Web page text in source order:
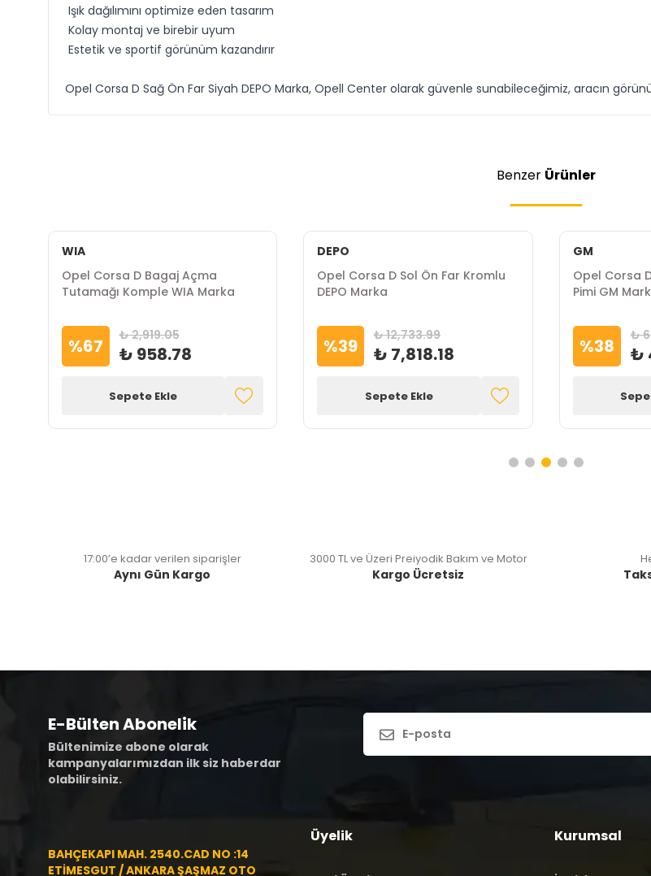
Işık dağılımını optimize eden tasarım
Kolay montaj ve birebir uyum
Estetik ve sportif görünüm kazandırır
Opel Corsa D Sağ Ön Far Siyah DEPO Marka, Opell Center olarak güvenle sunabileceğimiz, aracın
Benzer Ürünler
WIA
Opel Corsa D Bagaj Açma
Tutamağı Komple WIA Marka
%67 ₺ 2,919.05
₺ 958.78
Sepete Ekle
DEPO
Opel Corsa D Sol Ön Far Kromlu
DEPO Marka
%39 ₺ 12,733.99
₺ 7,818.18
Sepete Ekle
GM
Opel Corsa
Pimi GM
%38 ₺
₺
17:00’e kadar verilen siparişler
Aynı Gün Kargo
3000 TL ve Üzeri Preiyodik Bakım ve Motor
Kargo Ücretsiz
E-Bülten Abonelik
Bültenimize abone olarak
kampanyalarımızdan ilk siz haberdar
olabilirsiniz.
BAHÇEKAPI MAH. 2540.CAD NO :14
ETİMESGUT / ANKARA ŞAŞMAZ OTO
Üyelik Kurumsal